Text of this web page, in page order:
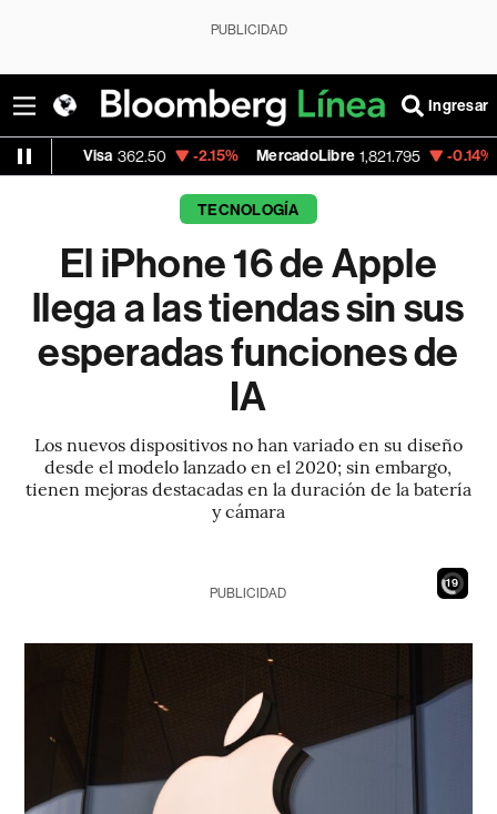
PUBLICIDAD
Ingresar
-2.15% MercadoLibre 1,821.795 -0.14% Banco de
TECNOLOGÍA
El iPhone 16 de Apple
llega a las tiendas sin sus
esperadas funciones de
IA
Los nuevos dispositivos no han variado en su diseño
desde el modelo lanzado en el 2020; sin embargo,
tienen mejoras destacadas en la duración de la batería
y cámara
17
PUBLICIDAD